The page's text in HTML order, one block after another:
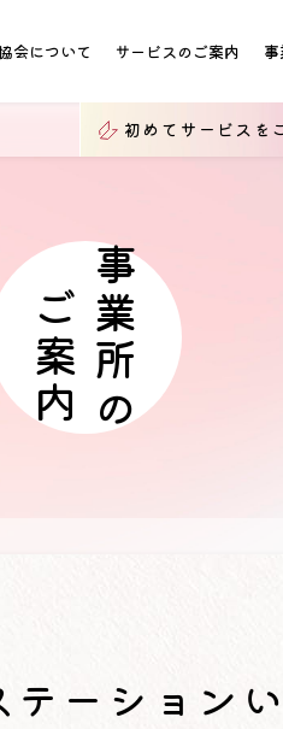
会について サービスのご案内
初めてサービスを
事業所の
ご案内
テーション